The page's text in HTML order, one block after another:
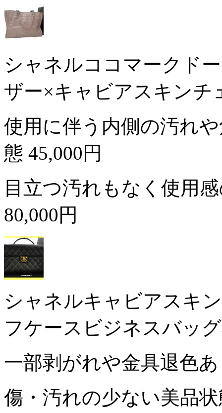
シャネルココマークド
ザー×キャビアスキンチ
使用に伴う内側の汚れ
態 45,000円
目立つ汚れもなく使用
80,000円
シャネルキャビアスキ
フケースビジネスバッ
一部剥がれや金具退色
傷・汚れの少ない美品